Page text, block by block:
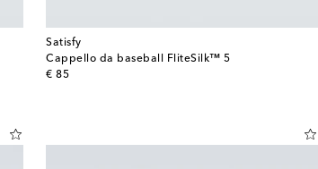
Satisfy
Cappello da baseball FliteSilk™ 5
€ 85
original price